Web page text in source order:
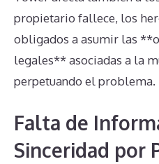
propietario fallece, los
obligados a asumir las
legales** asociadas a la
perpetuando el problema.
Falta de
Sinceridad por